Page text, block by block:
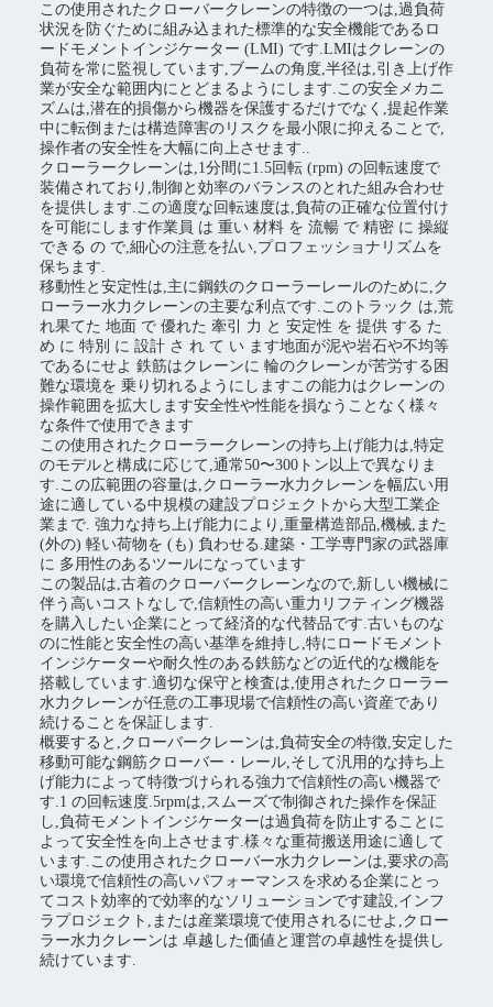
この使用されたクローバークレーンの特徴の一つは,過負荷
状況を防ぐために組み込まれた標準的な安全機能であるロ
ードモメントインジケーター (LMI) です.LMIはクレーンの
負荷を常に監視しています,ブームの角度,半径は,引き上げ作
業が安全な範囲内にとどまるようにします.この安全メカニ
ズムは,潜在的損傷から機器を保護するだけでなく,提起作業
中に転倒または構造障害のリスクを最小限に抑えることで,
操作者の安全性を大幅に向上させます..
クローラークレーンは,1分間に1.5回転 (rpm) の回転速度で
装備されており,制御と効率のバランスのとれた組み合わせ
を提供します.この適度な回転速度は,負荷の正確な位置付け
を可能にします作業員 は 重い 材料 を 流暢 で 精密 に 操縦
できる の で,細心の注意を払い,プロフェッショナリズムを
保ちます.
移動性と安定性は,主に鋼鉄のクローラーレールのために,ク
ローラー水力クレーンの主要な利点です.このトラック は,荒
れ果てた 地面 で 優れた 牽引 力 と 安定性 を 提供 する た
め に 特別 に 設計 さ れ て い ます地面が泥や岩石や不均等
であるにせよ 鉄筋はクレーンに 輪のクレーンが苦労する困
難な環境を 乗り切れるようにしますこの能力はクレーンの
操作範囲を拡大します安全性や性能を損なうことなく様々
な条件で使用できます
この使用されたクローラークレーンの持ち上げ能力は,特定
のモデルと構成に応じて,通常50〜300トン以上で異なりま
す.この広範囲の容量は,クローラー水力クレーンを幅広い用
途に適している中規模の建設プロジェクトから大型工業企
業まで. 強力な持ち上げ能力により,重量構造部品,機械,また
(外の) 軽い荷物を (も) 負わせる.建築・工学専門家の武器庫
に 多用性のあるツールになっています
この製品は,古着のクローバークレーンなので,新しい機械に
伴う高いコストなしで,信頼性の高い重力リフティング機器
を購入したい企業にとって経済的な代替品です.古いものな
のに性能と安全性の高い基準を維持し,特にロードモメント
インジケーターや耐久性のある鉄筋などの近代的な機能を
搭載しています.適切な保守と検査は,使用されたクローラー
水力クレーンが任意の工事現場で信頼性の高い資産であり
続けることを保証します.
概要すると,クローバークレーンは,負荷安全の特徴,安定した
移動可能な鋼筋クローバー・レール,そして汎用的な持ち上
げ能力によって特徴づけられる強力で信頼性の高い機器で
す.1 の回転速度.5rpmは,スムーズで制御された操作を保証
し,負荷モメントインジケーターは過負荷を防止することに
よって安全性を向上させます.様々な重荷搬送用途に適して
います.この使用されたクローバー水力クレーンは,要求の高
い環境で信頼性の高いパフォーマンスを求める企業にとっ
てコスト効率的で効率的なソリューションです建設,インフ
ラプロジェクト,または産業環境で使用されるにせよ,クロー
ラー水力クレーンは 卓越した価値と運営の卓越性を提供し
続けています.